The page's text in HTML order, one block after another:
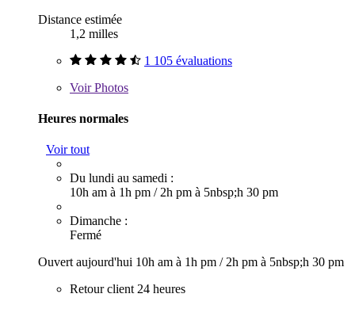
Distance estimée
1,2 milles
1 105 évaluations
VoirPhotos
Heures normales
Voir tout
Du lundi au samedi :
10h am à 1h pm / 2h pm à 5nbsp;h 30 pm
Dimanche :
Fermé
Ouvert aujourd'hui 10h am à 1h pm / 2h pm à 5nbsp;h 30 pm
Retour client 24 heures